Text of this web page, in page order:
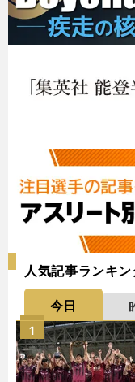
人気記事ランキン
今日
1